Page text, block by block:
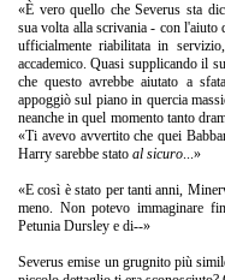
«È vero quello che Severus sta
sua volta alla scrivania - con l'aiuto
ufficialmente riabilitata in
accademico. Quasi supplicando il
che questo avrebbe aiutato a
appoggiò sul piano in quercia
neanche in quel momento tanto
«Ti avevo avvertito che quei
Harry sarebbe stato al sicuro...»
«E così è stato per tanti anni,
meno. Non potevo immaginare
Petunia Dursley e di--»
Severus emise un grugnito più